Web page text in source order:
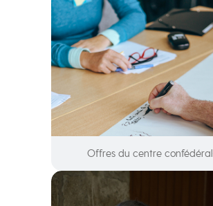
Offres du centre confédéral